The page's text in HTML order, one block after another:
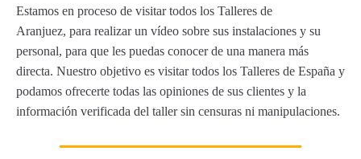
Estamos en proceso de visitar todos los Talleres de
Aranjuez, para realizar un vídeo sobre sus instalaciones y su
personal, para que les puedas conocer de una manera más
directa. Nuestro objetivo es visitar todos los Talleres de España y
podamos ofrecerte todas las opiniones de sus clientes y la
información verificada del taller sin censuras ni manipulaciones.